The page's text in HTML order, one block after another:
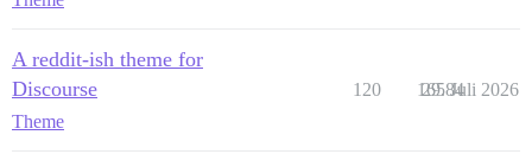
A reddit-ish theme for
Discourse
Theme
120 16584
29. Juli 2026